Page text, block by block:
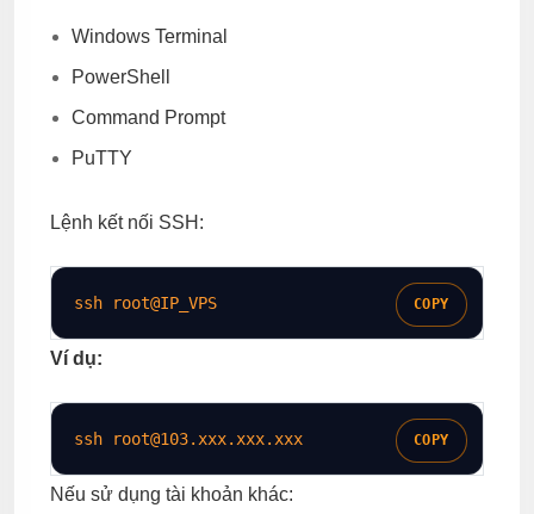
Windows Terminal
PowerShell
Command Prompt
PuTTY
Lệnh kết nối SSH:
ssh root@IP_VPS COPY
Ví dụ:
ssh root@103.xxx.xxx.xxx COPY
Nếu sử dụng tài khoản khác: